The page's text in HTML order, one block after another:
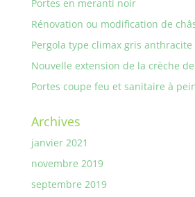
Portes en meranti noir
Rénovation ou modification de
Pergola type climax gris anthracite
Nouvelle extension de la crèche
Portes coupe feu et sanitaire à
Archives
janvier 2021
novembre 2019
septembre 2019